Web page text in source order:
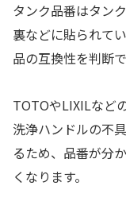
タンク品番はタン
裏などに貼られて
品の互換性を判断
TOTOやLIXILなど
洗浄ハンドルの不
るため、品番が分
くなります。